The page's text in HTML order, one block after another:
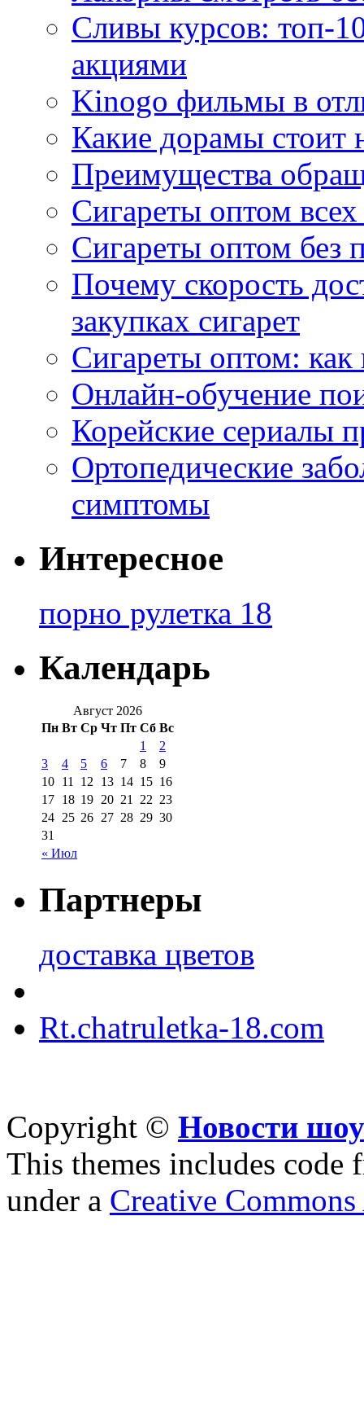
Сливы курсов: топ-
акциями
Kinogo фильмы в
Какие дорамы стоит
Преимущества
Сигареты оптом
Сигареты оптом без
Почему скорость
закупках сигарет
Сигареты оптом:
Онлайн-обучение
Корейские сериалы
Ортопедические
симптомы
Интересное
порно рулетка 18
Календарь
Август 2026
Пн Вт Ср Чт Пт Сб Вс
« Июл
1
2
3
4 5 6 7 8
9
10 11 12 13 14 15 16
17 18 19 20 21 22 23
24 25 26 27 28 29 30
31
Партнеры
доставка цветов
Rt.chatruletka-18.com
Copyright © Новости
This themes includes code
under a Creative